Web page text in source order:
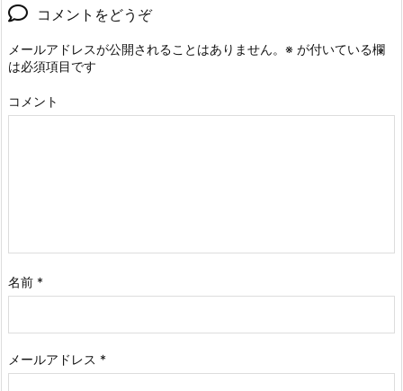
コメントをどうぞ
メールアドレスが公開されることはありません。 ※ が付いている欄
は必須項目です
コメント
名前 *
メールアドレス *